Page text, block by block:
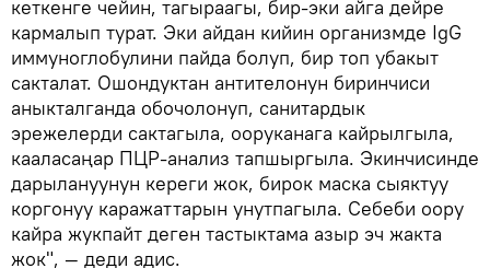
кеткенге чейин, тагыраагы, бир-эки айга дейре
кармалып турат. Эки айдан кийин организмде IgG
иммуноглобулини пайда болуп, бир топ убакыт
сакталат. Ошондуктан антителонун биринчиси
аныкталганда обочолонуп, санитардык
эрежелерди сактагыла, ооруканага кайрылгыла,
кааласаңар ПЦР-анализ тапшыргыла. Экинчисинде
дарылануунун кереги жок, бирок маска сыяктуу
коргонуу каражаттарын унутпагыла. Себеби оору
кайра жукпайт деген тастыктама азыр эч жакта
жок", — деди адис.